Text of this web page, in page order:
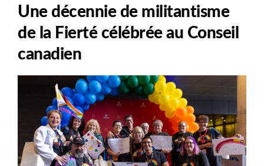
Une décennie de militantisme
de la Fierté célébrée au Conseil
canadien
Image